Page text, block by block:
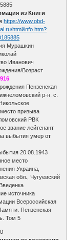
из Книги
https://www.obd-
html/info.htm?
Мурашкин
Иванович
Возраст
Пензенская
р-н, с.
призыва
РВК
звание лейтенант
выбытия умер от
20.08.1943
место
Украина,
обл., Чугуевский
источника
Всероссийская
Пензенская
Том 5